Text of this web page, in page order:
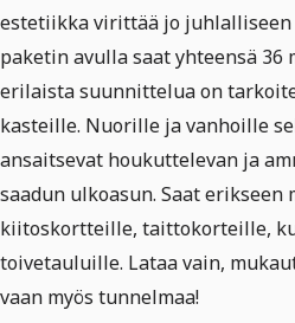
estetiikka virittää jo
paketin avulla saat yhteensä 36
erilaista suunnittelua on
kasteille. Nuorille ja vanhoille
ansaitsevat houkuttelevan ja
saadun ulkoasun. Saat
kiitoskortteille, taittokorteille,
toivetauluille. Lataa vain,
vaan myös tunnelmaa!